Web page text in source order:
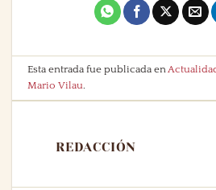
Esta entrada fue publicada en
Mario Vilau.
REDACCIÓN